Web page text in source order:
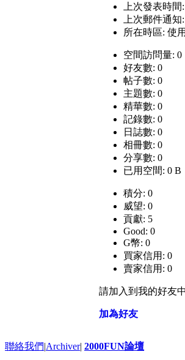
上次發表時間
上次郵件通知
所在時區: 使
空間訪問量: 0
好友數: 0
帖子數: 0
主題數: 0
精華數: 0
記錄數: 0
日誌數: 0
相冊數: 0
分享數: 0
已用空間: 0 B
積分: 0
威望: 0
貢獻: 5
Good: 0
G幣: 0
買家信用: 0
賣家信用: 0
請加入到我的好友
加為好友
聯絡我們|Archiver| 2000FUN論壇